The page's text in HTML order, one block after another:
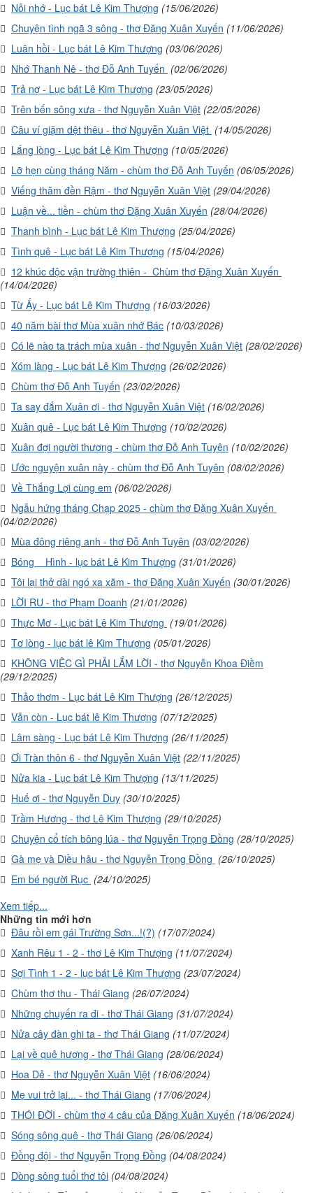
Nỗi nhớ - Lục bát Lê Kim Thượng (15/06/2026)
Chuyện tình ngã 3 sông - thơ Đặng Xuân Xuyến (11/06/2026)
Luân hồi - Lục bát Lê Kim Thượng (03/06/2026)
Nhớ Thanh Nê - thơ Đỗ Anh Tuyến (02/06/2026)
Trả nợ - Lục bát Lê Kim Thượng (23/05/2026)
Trên bến sông xưa - thơ Nguyễn Xuân Việt (22/05/2026)
Câu ví giặm dệt thêu - thơ Nguyễn Xuân Việt (14/05/2026)
Lắng lòng - Lục bát Lê Kim Thượng (10/05/2026)
Lỡ hẹn cùng tháng Năm - chùm thơ Đỗ Anh Tuyến (06/05/2026)
Viếng thăm đền Rậm - thơ Nguyễn Xuân Việt (29/04/2026)
Luận về... tiền - chùm thơ Đặng Xuân Xuyến (28/04/2026)
Thanh bình - Lục bát Lê Kim Thượng (25/04/2026)
Tình quê - Lục bát Lê Kim Thượng (15/04/2026)
12 khúc độc vận trường thiên - Chùm thơ Đặng Xuân Xuyến
(14/04/2026)
Từ Ấy - Lục bát Lê Kim Thượng (16/03/2026)
40 năm bài thơ Mùa xuân nhớ Bác (10/03/2026)
Có lẽ nào ta trách mùa xuân - thơ Nguyễn Xuân Việt (28/02/2026)
Xóm làng - Lục bát Lê Kim Thượng (26/02/2026)
Chùm thơ Đỗ Anh Tuyến (23/02/2026)
Ta say đắm Xuân ơi - thơ Nguyễn Xuân Việt (16/02/2026)
Xuân quê - Lục bát Lê Kim Thượng (10/02/2026)
Xuân đợi người thương - chùm thơ Đỗ Anh Tuyên (10/02/2026)
Ước nguyện xuân này - chùm thơ Đỗ Anh Tuyên (08/02/2026)
Về Thắng Lợi cùng em (06/02/2026)
Ngẫu hứng tháng Chạp 2025 - chùm thơ Đặng Xuân Xuyến
(04/02/2026)
Mùa đông riêng anh - thơ Đỗ Anh Tuyên (03/02/2026)
Bóng Hình - lục bát Lê Kim Thượng (31/01/2026)
Tôi lại thở dài ngó xa xăm - thơ Đặng Xuân Xuyến (30/01/2026)
LỜI RU - thơ Phạm Doanh (21/01/2026)
Thực Mơ - Lục bát Lê Kim Thượng (19/01/2026)
Tơ lòng - lục bát lê Kim Thượng (05/01/2026)
KHÔNG VIỆC GÌ PHẢI LẮM LỜI - thơ Nguyễn Khoa Điềm
(29/12/2025)
Thảo thơm - Lục bát Lê Kim Thượng (26/12/2025)
Vẫn còn - Lục bát lê Kim Thượng (07/12/2025)
Lâm sàng - Lục bát Lê Kim Thượng (26/11/2025)
Ơi Tràn thôn 6 - thơ Nguyễn Xuân Việt (22/11/2025)
Nửa kia - Lục bát Lê Kim Thượng (13/11/2025)
Huế ơi - thơ Nguyễn Duy (30/10/2025)
Trầm Hương - thơ Lê Kim Thượng (29/10/2025)
Chuyện cổ tích bông lúa - thơ Nguyễn Trọng Đồng (28/10/2025)
Gà mẹ và Diều hâu - thơ Nguyễn Trọng Đồng (26/10/2025)
Em bé người Rục (24/10/2025)
Xem tiếp...
Những tin mới hơn
Đâu rồi em gái Trường Sơn...!(?) (17/07/2024)
Xanh Rêu 1 - 2 - thơ Lê Kim Thượng (11/07/2024)
Sợi Tình 1 - 2 - lục bát Lê Kim Thượng (23/07/2024)
Chùm thơ thu - Thái Giang (26/07/2024)
Những chuyến ra đi - thơ Thái Giang (31/07/2024)
Nửa cây đàn ghi ta - thơ Thái Giang (11/07/2024)
Lại về quê hương - thơ Thái Giang (28/06/2024)
Hoa Dẻ - thơ Nguyễn Xuân Việt (16/06/2024)
Mẹ vui trở lại... - thơ Thái Giang (17/06/2024)
THÓI ĐỜI - chùm thơ 4 câu của Đặng Xuân Xuyến (18/06/2024)
Sóng sông quê - thơ Thái Giang (26/06/2024)
Đồng đội - thơ Nguyễn Trọng Đồng (04/08/2024)
Dòng sông tuổi thơ tôi (04/08/2024)